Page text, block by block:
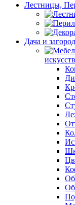
Лестницы,
Дача и